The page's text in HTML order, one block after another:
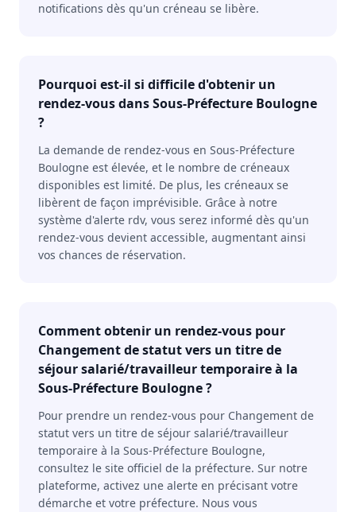
notifications dès qu'un créneau se libère.
Pourquoi est-il si difficile d'obtenir un
rendez-vous dans Sous-Préfecture Boulogne
?
La demande de rendez-vous en Sous-Préfecture
Boulogne est élevée, et le nombre de créneaux
disponibles est limité. De plus, les créneaux se
libèrent de façon imprévisible. Grâce à notre
système d'alerte rdv, vous serez informé dès qu'un
rendez-vous devient accessible, augmentant ainsi
vos chances de réservation.
Comment obtenir un rendez-vous pour
Changement de statut vers un titre de
séjour salarié/travailleur temporaire à la
Sous-Préfecture Boulogne ?
Pour prendre un rendez-vous pour Changement de
statut vers un titre de séjour salarié/travailleur
temporaire à la Sous-Préfecture Boulogne,
consultez le site officiel de la préfecture. Sur notre
plateforme, activez une alerte en précisant votre
démarche et votre préfecture. Nous vous